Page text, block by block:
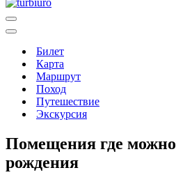
Меню
навигации
Меню
навигацииБилет
Карта
Маршрут
Поход
Путешествие
Экскурсия
Помещения где
рождения